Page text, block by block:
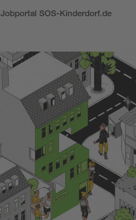
Jobportal SOS-Kinderdorf.de